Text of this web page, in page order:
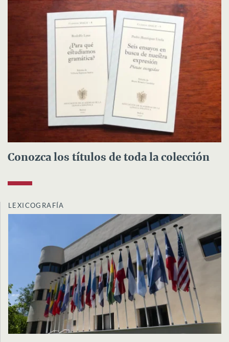
Conozca los títulos de toda la colección
LEXICOGRAFÍA